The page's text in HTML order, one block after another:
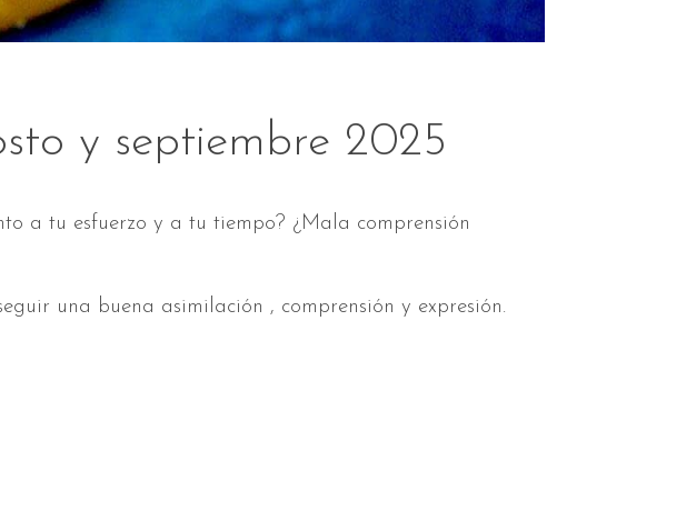
y septiembre 2025
a tu esfuerzo y a tu tiempo? ¿Mala comprensión
una buena asimilación , comprensión y expresión.